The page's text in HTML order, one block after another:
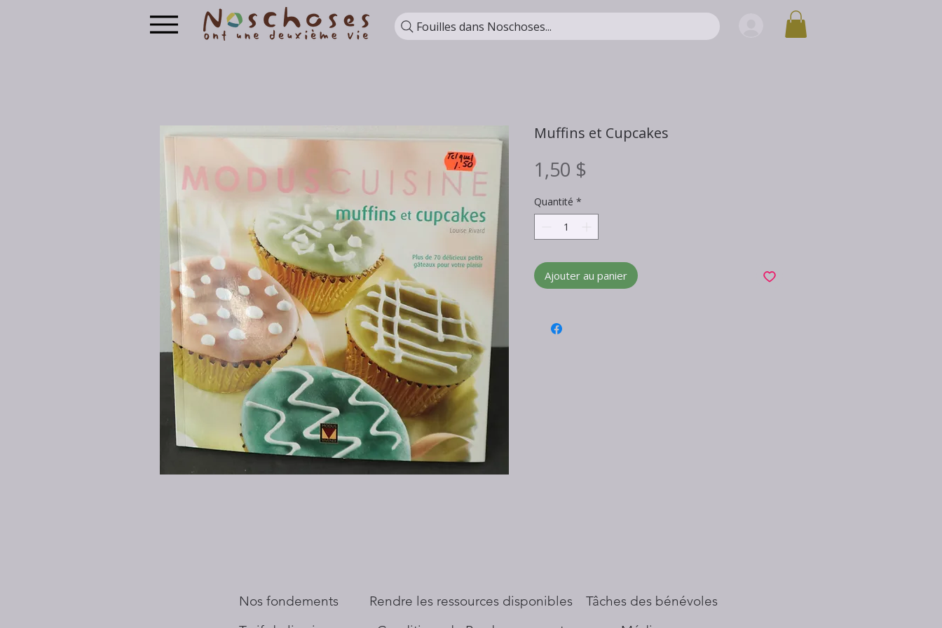
Fouilles dans Noschoses...
Muffins et Cupcakes
1,50 $
Quantité *
Ajouter au panier
Nos fondements
​Rendre les ressources disponibles
Tâches des bénévoles